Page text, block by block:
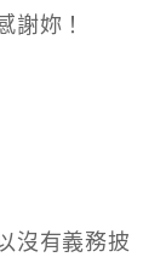
謝妳！​
沒有義務披